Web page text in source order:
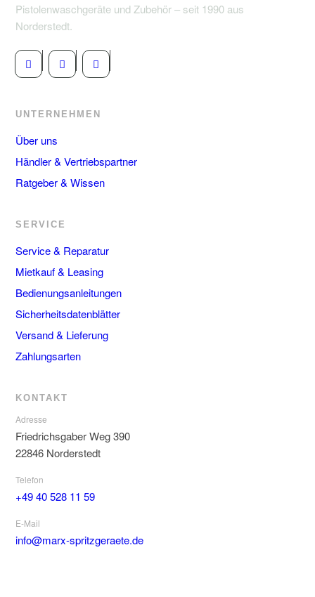
Pistolenwaschgeräte und Zubehör – seit 1990 aus
Norderstedt.
UNTERNEHMEN
Über uns
Händler & Vertriebspartner
Ratgeber & Wissen
SERVICE
Service & Reparatur
Mietkauf & Leasing
Bedienungsanleitungen
Sicherheitsdatenblätter
Versand & Lieferung
Zahlungsarten
KONTAKT
Adresse
Friedrichsgaber Weg 390
22846 Norderstedt
Telefon
+49 40 528 11 59
E-Mail
info@marx-spritzgeraete.de